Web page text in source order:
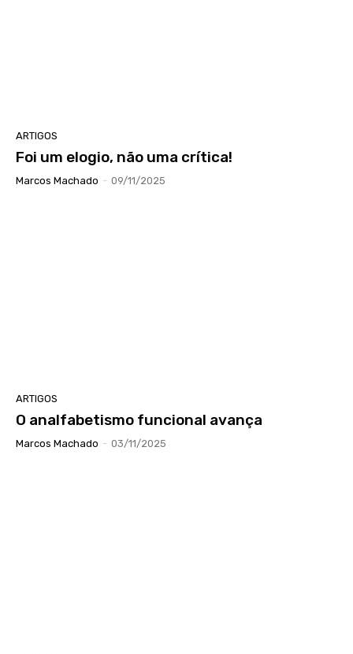
ARTIGOS
Foi um elogio, não uma crítica!
Marcos Machado - 09/11/2025
ARTIGOS
O analfabetismo funcional avança
Marcos Machado - 03/11/2025